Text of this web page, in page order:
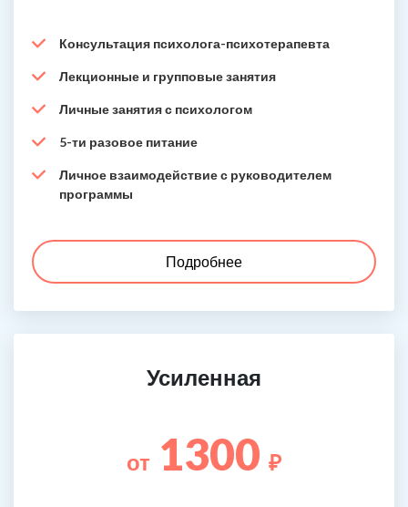
Консультация психолога-психотерапевта
Лекционные и групповые занятия
Личные занятия с психологом
5-ти разовое питание
Личное взаимодействие с руководителем
программы
Подробнее
Усиленная
от 1300 ₽